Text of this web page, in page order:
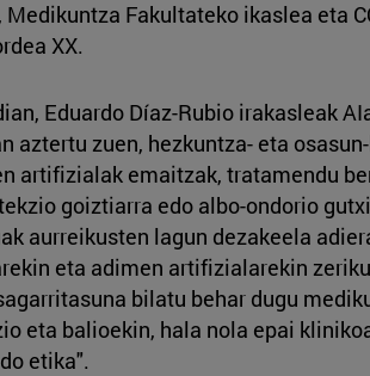
, Medikuntza Fakultateko ikaslea eta
XX.
Eduardo Díaz-Rubio irakasleak
aztertu zuen, hezkuntza- eta
artifizialak emaitzak, tratamendu
goiztiarra edo albo-ondorio
aurreikusten lagun dezakeela
eta adimen artifizialarekin
bilatu behar dugu
eta balioekin, hala nola epai
etika".